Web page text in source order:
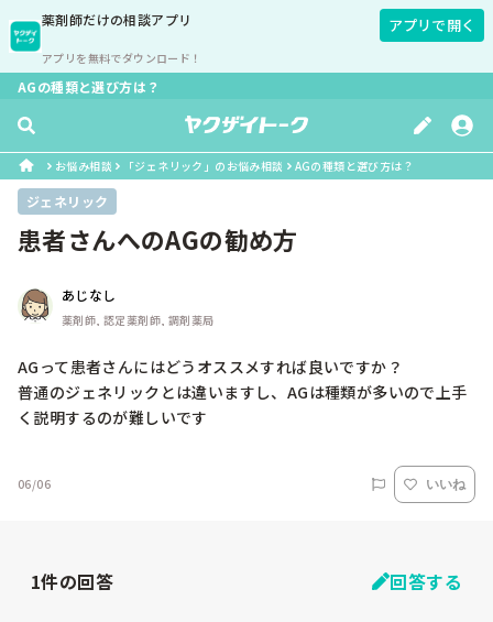
薬剤師だけの相談アプリ
アプリを無料でダウンロード！
アプリで開く
AGの種類と選び方は？
お悩み相談 「ジェネリック」のお悩み相談 AGの種類と選び方は？
ジェネリック
患者さんへのAGの勧め方
あじなし
薬剤師, 認定薬剤師, 調剤薬局
AGって患者さんにはどうオススメすれば良いですか？
普通のジェネリックとは違いますし、AGは種類が多いので上手
く説明するのが難しいです
06/06 いいね
1件の回答 回答する